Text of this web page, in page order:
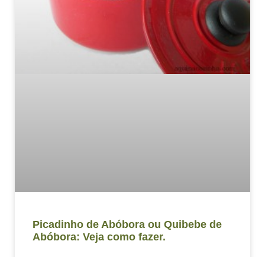
Picadinho de Abóbora ou Quibebe de
Abóbora: Veja como fazer.